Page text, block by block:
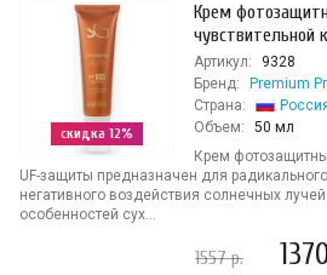
скидка 12%
Крем
чувствительной
Артикул:
9328
Бренд:
Premium
Страна:
Объем:
50 мл
Крем
UF-защиты предназначен для
негативного воздействия солнечных
особенностей сух...
1557р.